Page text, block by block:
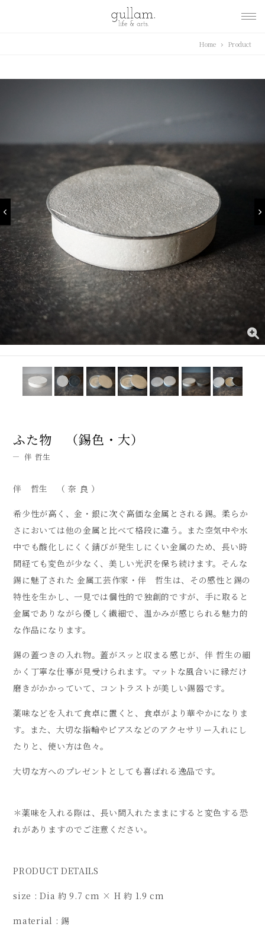
Home Product
ふた物 （錫色・大）
伴 哲生
伴 哲生 （ 奈 良 ）
希少性が高く、金・銀に次ぐ高価な金属とされる錫。柔らか
さにおいては他の金属と比べて格段に違う。また空気中や水
中でも酸化しにくく錆びが発生しにくい金属のため、長い時
間経ても変色が少なく、美しい光沢を保ち続けます。そんな
錫に魅了された 金属工芸作家・伴 哲生は、その感性と錫の
特性を生かし、一見では個性的で独創的ですが、手に取ると
金属でありながら優しく繊細で、温かみが感じられる魅力的
な作品になります。
錫の蓋つきの入れ物。蓋がスッと収まる感じが、伴 哲生の細
かく丁寧な仕事が見受けられます。マットな風合いに縁だけ
磨きがかかっていて、コントラストが美しい錫器です。
薬味などを入れて食卓に置くと、食卓がより華やかになりま
す。また、大切な指輪やピアスなどのアクセサリー入れにし
たりと、使い方は色々。
大切な方へのプレゼントとしても喜ばれる逸品です。
＊薬味を入れる際は、長い間入れたままにすると変色する恐
れがありますのでご注意ください。
PRODUCT DETAILS
size : Dia 約 9.7 cm × H 約 1.9 cm
material : 錫